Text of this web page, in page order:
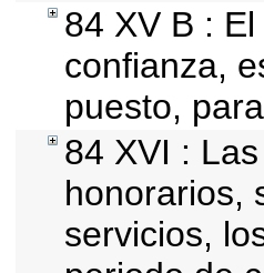
84 XV B :
confianza,
puesto,
84 XVI :
honorarios,
servicios,